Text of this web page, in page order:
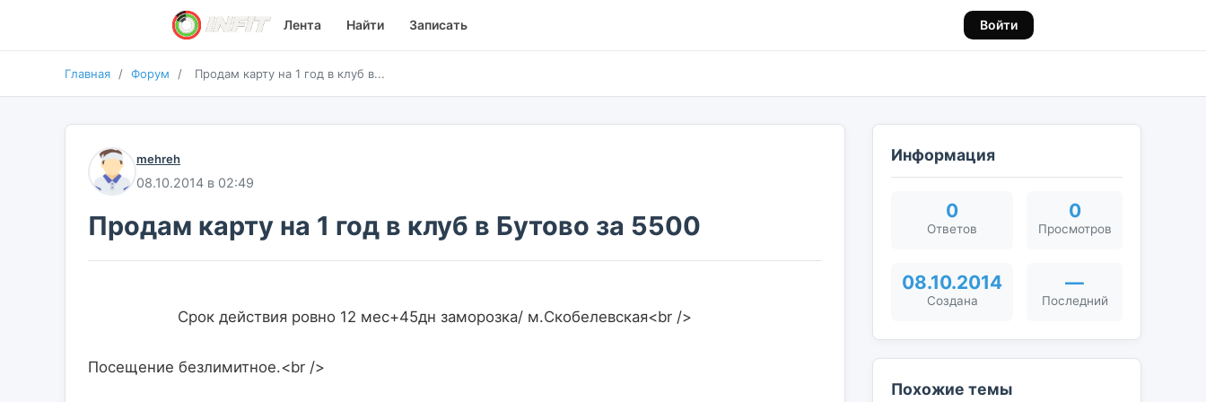
Лента Найти Записать Войти
Главная / Форум / Продам карту на 1 год в клуб в...
mehreh
08.10.2014 в 02:49
Продам карту на 1 год в клуб в Бутово за 5500
                    Срок действия ровно 12 мес+45дн заморозка/ м.Скобелевская<br />
Посещение безлимитное.<br />
Информация
0
Ответов
0
Просмотров
08.10.2014
Создана
—
Последний
Похожие темы